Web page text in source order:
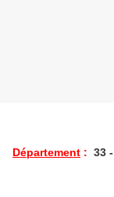
Département : 33